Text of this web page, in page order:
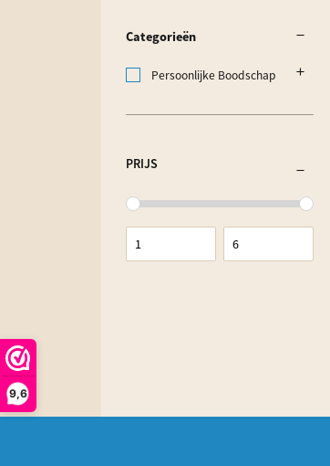
9,6
Categorieën
Persoonlijke Boodschap
PRIJS